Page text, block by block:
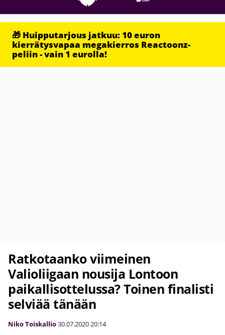
🎁 Huipputarjous jatkuu: 10 euron
kierrätysvapaa megakierros Reactoonz-
peliin - vain 1 eurolla!
Ratkotaanko viimeinen
Valioliigaan nousija Lontoon
paikallisottelussa? Toinen finalisti
selviää tänään
Niko Toiskallio30.07.202020:14